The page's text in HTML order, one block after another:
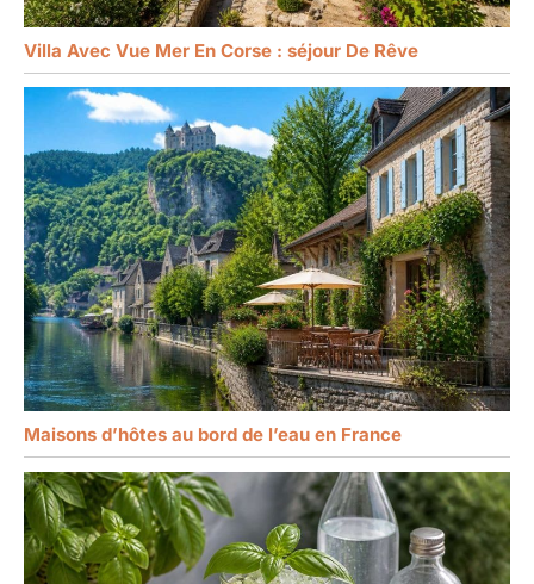
Villa Avec Vue Mer En Corse : séjour De Rêve
Maisons d’hôtes au bord de l’eau en France